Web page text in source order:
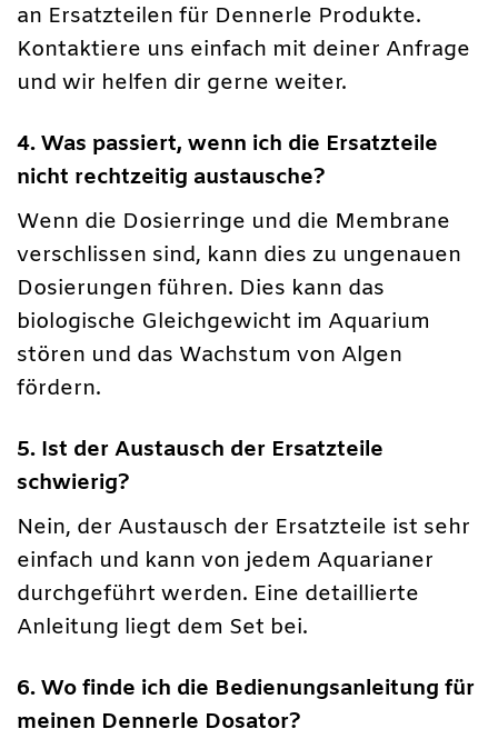
an Ersatzteilen für Dennerle Produkte.
Kontaktiere uns einfach mit deiner Anfrage
und wir helfen dir gerne weiter.
4. Was passiert, wenn ich die Ersatzteile
nicht rechtzeitig austausche?
Wenn die Dosierringe und die Membrane
verschlissen sind, kann dies zu ungenauen
Dosierungen führen. Dies kann das
biologische Gleichgewicht im Aquarium
stören und das Wachstum von Algen
fördern.
5. Ist der Austausch der Ersatzteile
schwierig?
Nein, der Austausch der Ersatzteile ist sehr
einfach und kann von jedem Aquarianer
durchgeführt werden. Eine detaillierte
Anleitung liegt dem Set bei.
6. Wo finde ich die Bedienungsanleitung für
meinen Dennerle Dosator?